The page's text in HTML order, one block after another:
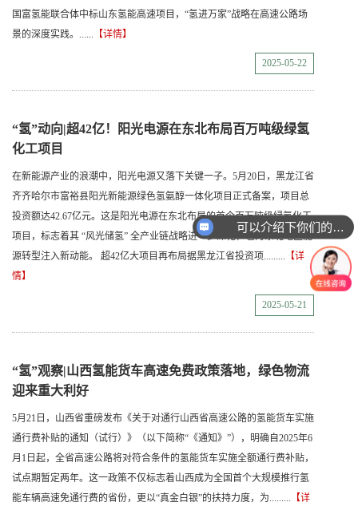
国富氢能联合体中标山东氢能高速项目，“氢进万家”战略在高速公路场
景的深度实践。...... 【详情】
2025-05-22
“氢”动向|超42亿！阳光电源在东北布局百万吨级绿氢
化工项目
在新能源产业的浪潮中，阳光电源又落下关键一子。5月20日，黑龙江省
齐齐哈尔市富裕县阳光新能源绿色氢氨醇一体化项目正式备案，项目总
投资额达42.67亿元。这是阳光电源在东北布局的首个百万吨级绿氢化工
项目，标志着其 “风光储氢” 全产业链战略进一步深化，也为东北地区能
源转型注入新动能。 超42亿大项目再布局据黑龙江省投资项......... 【详
情】
2025-05-21
“氢”观察|山西氢能货车高速免费政策落地，绿色物流
迎来重大利好
5月21日，山西省重磅发布《关于对通行山西省高速公路的氢能货车实施
通行费补贴的通知（试行）》（以下简称“《通知》”），明确自2025年6
月1日起，全省高速公路将对符合条件的氢能货车实施全额通行费补贴，
试点期暂定两年。这一政策不仅标志着山西成为全国首个大规模推行氢
能车辆高速免通行费的省份，更以“真金白银”的扶持力度，为......... 【详
可以介绍下你们的展会么？